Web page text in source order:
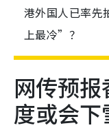
港外国人已率
上最冷”？
网传预
度或会下